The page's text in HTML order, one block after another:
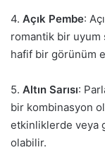
4. Açık Pembe:
romantik bir uyum
hafif bir görünüm
5. Altın Sarısı:
bir kombinasyon
etkinliklerde veya
olabilir.